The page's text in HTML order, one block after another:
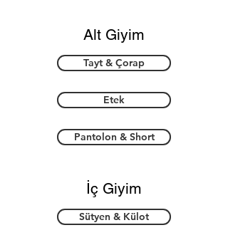
Alt Giyim
Tayt & Çorap
Etek
Pantolon & Short
İç Giyim
Sütyen & Külot